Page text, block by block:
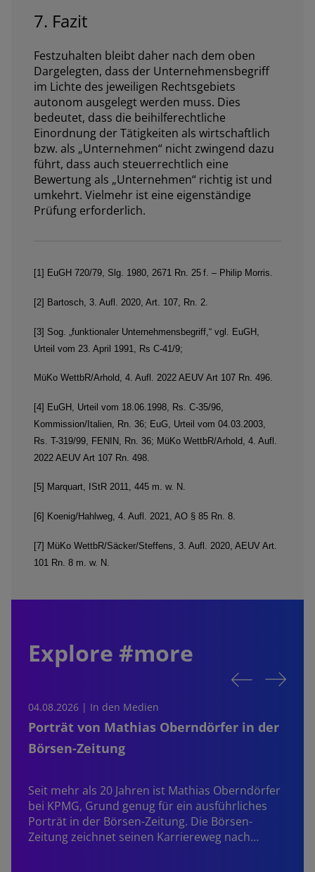
7. Fazit
Festzuhalten bleibt daher nach dem oben
Dargelegten, dass der Unternehmensbegriff
im Lichte des jeweiligen Rechtsgebiets
autonom ausgelegt werden muss. Dies
bedeutet, dass die beihilferechtliche
Einordnung der Tätigkeiten als wirtschaftlich
bzw. als „Unternehmen“ nicht zwingend dazu
führt, dass auch steuerrechtlich eine
Bewertung als „Unternehmen“ richtig ist und
umkehrt. Vielmehr ist eine eigenständige
Prüfung erforderlich.
[1] EuGH 720/79, Slg. 1980, 2671 Rn. 25 f. – Philip Morris.
[2] Bartosch, 3. Aufl. 2020, Art. 107, Rn. 2.
[3] Sog. „funktionaler Unternehmensbegriff,“ vgl. EuGH,
Urteil vom 23. April 1991, Rs C-41/9;
MüKo WettbR/Arhold, 4. Aufl. 2022 AEUV Art 107 Rn. 496.
[4] EuGH, Urteil vom 18.06.1998, Rs. C-35/96,
Kommission/Italien, Rn. 36; EuG, Urteil vom 04.03.2003,
Rs. T-319/99, FENIN, Rn. 36; MüKo WettbR/Arhold, 4. Aufl.
2022 AEUV Art 107 Rn. 498.
[5] Marquart, IStR 2011, 445 m. w. N.
[6] Koenig/Hahlweg, 4. Aufl. 2021, AO § 85 Rn. 8.
[7] MüKo WettbR/Säcker/Steffens, 3. Aufl. 2020, AEUV Art.
101 Rn. 8 m. w. N.
Explore #more
04.08.2026 | In den Medien
Porträt von Mathias Oberndörfer in der
Börsen-Zeitung
Seit mehr als 20 Jahren ist Mathias Oberndörfer
bei KPMG, Grund genug für ein ausführliches
Porträt in der Börsen-Zeitung. Die Börsen-
Zeitung zeichnet seinen Karriereweg nach…